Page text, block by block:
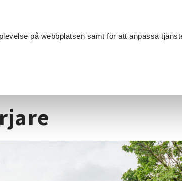
på webbplatsen samt för att anpassa